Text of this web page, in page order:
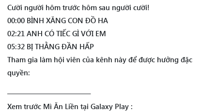
Cười người hôm trước hôm sau người cười!
00:00 BÌNH XĂNG CON ĐỒ HA
02:21 ANH CÓ TIẾC GÌ VỚI EM
05:32 BỊ THẰNG ĐẦN HẤP
Tham gia làm hội viên của kênh này để được hưởng đặc
quyền:
———————————–
Xem trước Mì Ăn Liền tại Galaxy Play :